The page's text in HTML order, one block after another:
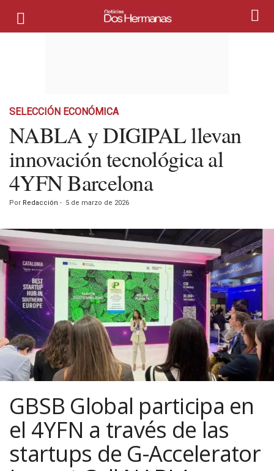
SELECCIÓN ECONÓMICA
NABLA y DIGIPAL llevan
innovación tecnológica al
4YFN Barcelona
Por Redacción - 5 de marzo de 2026
GBSB Global participa en
el 4YFN a través de las
startups de G-Accelerator